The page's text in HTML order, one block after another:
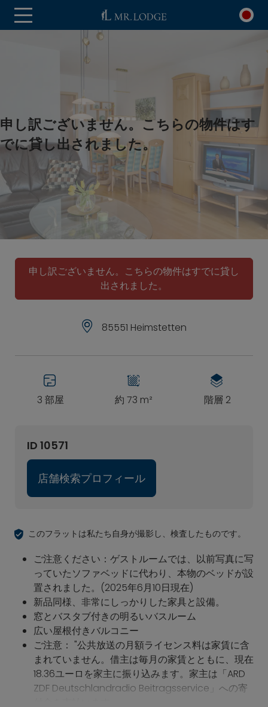
申し訳ございません。こちらの物件はす
でに貸し出されました。
申し訳ございません。こちらの物件はすでに貸し
出されました。
85551 Heimstetten
3 部屋 約 73 m² 階層 2
ID 10571
店舗検索プロフィール
このフラットは私たち自身が撮影し、検査したものです。
ご注意ください：ゲストルームでは、以前写真に写
っていたソファベッドに代わり、本物のベッドが設
置されました。(2025年6月10日現在)
新品同様、非常にしっかりした家具と設備。
窓とバスタブ付きの明るいバスルーム
広い屋根付きバルコニー
ご注意： "公共放送の月額ライセンス料は家賃に含
まれていません。借主は毎月の家賃とともに、現在
18.36ユーロを家主に振り込みます。家主は「ARD
ZDF Deutschlandradio Beitragsservice」への寄